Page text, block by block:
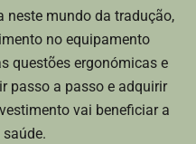
neste mundo da tradução,
no equipamento
questões ergonómicas e
passo a passo e adquirir
vai beneficiar a